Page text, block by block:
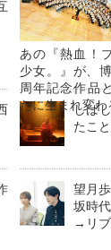
あの『熱血！
少女。』が、
周年記念作品
たに生まれ変わ
しば
たこ
望月
坂時
→リ